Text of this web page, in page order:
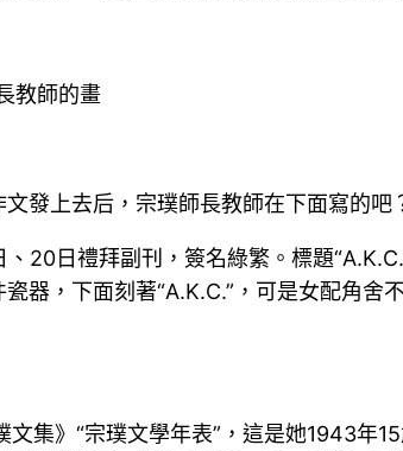
教師的畫
文發上去后，宗璞師長教師在下面寫的吧
20日禮拜副刊，簽名綠繁。標題
器，下面刻著“A.K.C.”，可是女配角舍
集》“宗璞文學年表”，這是她1943年